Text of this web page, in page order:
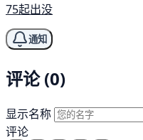
75起出没
通知
评论 (0)
显示名称
评论